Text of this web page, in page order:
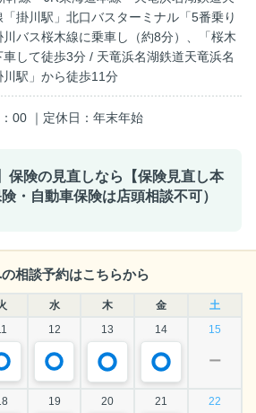
掛川駅」北口バスターミナル「5番乗り
バス桜木線に乗車し（約8分）、「桜木
車して徒歩3分 / 天竜浜名湖鉄道天竜浜名
川駅」から徒歩11分
00 ｜定休日：年末年始
保険の見直しなら【保険見直し本
・自動車保険は店頭相談不可）
相談予約はこちらから
水 木 金
土
12 13 14 15
ー
19 20 21 22